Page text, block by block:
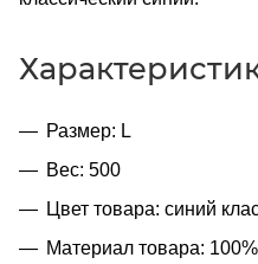
Размер: L
Вес: 500
Цвет товара: синий
Материал товара: